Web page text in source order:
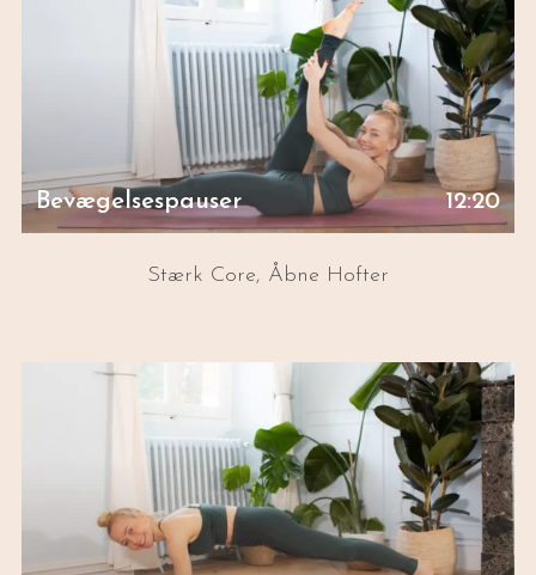
Bevægelsespauser 12:20
Stærk Core, Åbne Hofter